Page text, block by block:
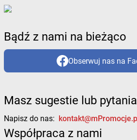
Bądź z nami na bieżąco
Obserwuj nas na
Masz sugestie lub
Napisz do nas:
Współpraca z nami